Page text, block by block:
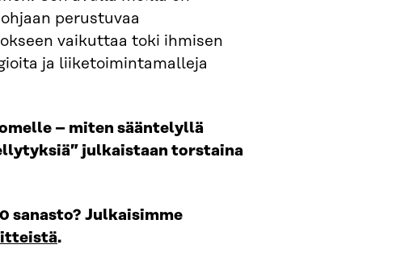
perustuvaa
vaikuttaa toki ihmisen
ja liiketoimintamalleja
– miten sääntelyllä
julkaistaan torstaina
sanasto? Julkaisimme
.